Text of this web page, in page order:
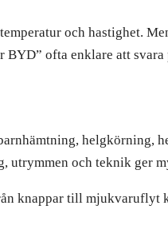
och hastighet.
ofta enklare att svara
helgkörning,
utrymmen och teknik ger
knappar till mjukvaruflyt